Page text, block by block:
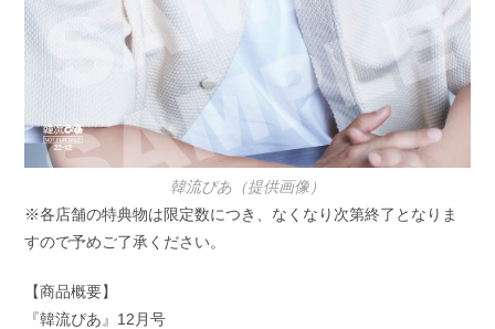
韓流ぴあ（提供画像）
※各店舗の特典物は限定数につき、なくなり次第終了となりま
すので予めご了承ください。
【商品概要】
『韓流ぴあ』12月号